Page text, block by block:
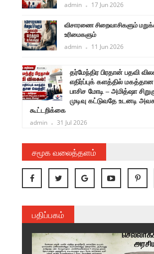
admin 17 Jun 2026
விசாரணை சிறைவாசிகளும்
உரிமைகளும்
admin 11 Jun 2026
தர்மேந்திர பிரதான் பதவி
எதிர்ப்புக் களத்தில்
பாசிச மோடி – அமித்ஷா
முடிவு கட்டுவதே உடனடி
கூட்டறிக்கை
admin 31 Jul 2026
சமூக வலைத்தளம்
பதிப்பகம்